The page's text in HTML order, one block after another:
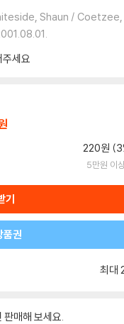
Shaun / Coetzee,
주세요
220원
5만원 이
기
품권
최대
판매해 보세요.